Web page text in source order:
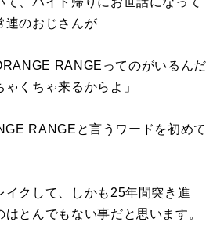
連のおじさんが
RANGEってのがいるんだ
くちゃ来るからよ」
RANGEと言うワードを初めて
イクして、しかも25年間突き進
とんでもない事だと思います。